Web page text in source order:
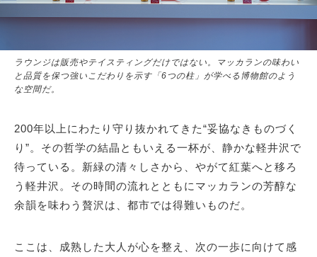
ラウンジは販売やテイスティングだけではない。マッカランの味わい
と品質を保つ強いこだわりを示す「6つの柱」が学べる博物館のよう
な空間だ。
200年以上にわたり守り抜かれてきた“妥協なきものづく
り”。その哲学の結晶ともいえる一杯が、静かな軽井沢で
待っている。新緑の清々しさから、やがて紅葉へと移ろ
う軽井沢。その時間の流れとともにマッカランの芳醇な
余韻を味わう贅沢は、都市では得難いものだ。
ここは、成熟した大人が心を整え、次の一歩に向けて感